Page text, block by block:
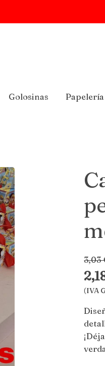
Golosinas
3,03
(IVA